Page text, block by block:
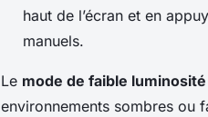
haut de l’écran et en
manuels.
Le mode de faible luminosité
environnements sombres ou